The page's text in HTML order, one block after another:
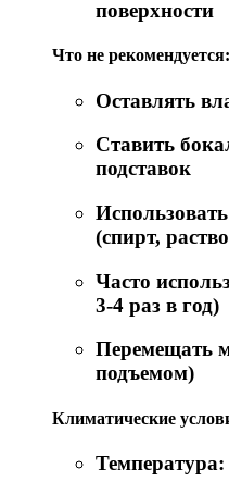
поверхности
Что не рекомендуется:
Оставлять
Ставить
подставок
(спирт,
Часто
3-4 раз в год)
Перемещать
подъемом)
Климатические
Температура: